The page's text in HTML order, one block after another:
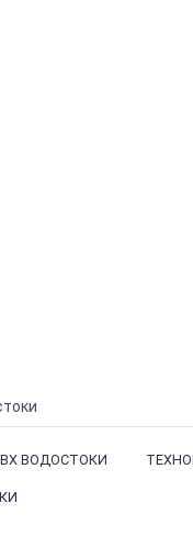
ВОДОСТОКИ